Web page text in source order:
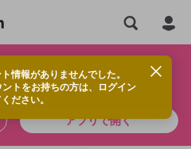
情報がありませんでした。
トをお持ちの方は、ログイン
ださい。
プリをインストールしよう！
アプリで開く